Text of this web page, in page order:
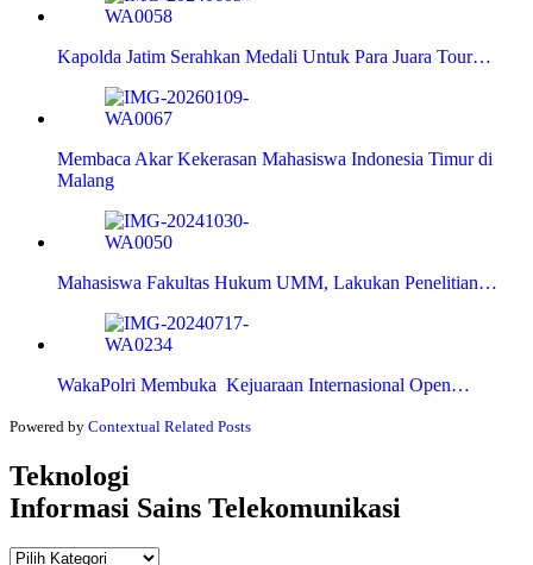
Kapolda Jatim Serahkan Medali Untuk Para Juara Tour…
Membaca Akar Kekerasan Mahasiswa Indonesia Timur di
Malang
Mahasiswa Fakultas Hukum UMM, Lakukan Penelitian…
WakaPolri Membuka Kejuaraan Internasional Open…
Powered by Contextual Related Posts
Teknologi
Informasi Sains Telekomunikasi
Teknologi